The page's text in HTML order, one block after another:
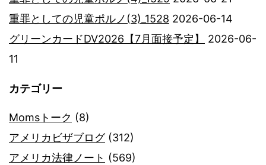
重罪としての児童ポルノ(3)_1528 2026-06-14
グリーンカードDV2026【7月面接予定】
2026-06-
11
カテゴリー
Momsトーク (8)
アメリカビザブログ(312)
アメリカ法律ノート (569)